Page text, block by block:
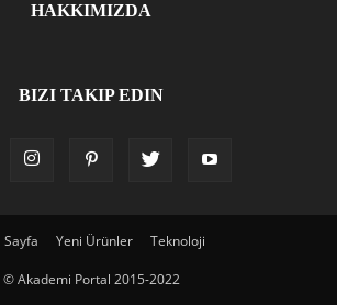
HAKKIMIZDA
BIZI TAKIP EDIN
Sayfa Yeni Ürünler Teknoloji
© Akademi Portal 2015-2022